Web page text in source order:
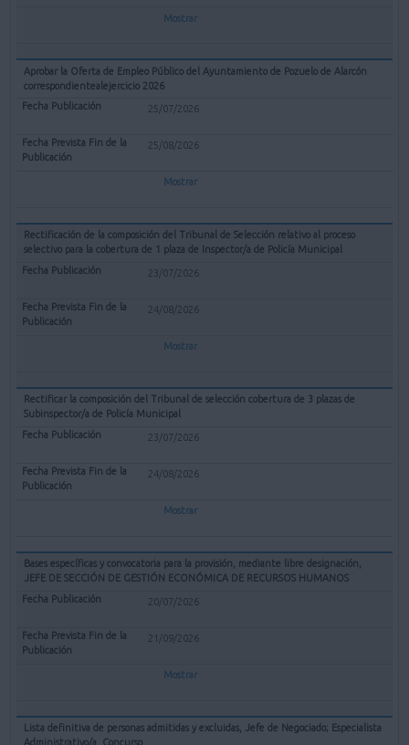
Mostrar
Aprobar la Oferta de Empleo Público del Ayuntamiento de Pozuelo de Alarcón
correspondientealejercicio 2026
25/07/2026
25/08/2026
Mostrar
Rectificación de la composición del Tribunal de Selección relativo al proceso
selectivo para la cobertura de 1 plaza de Inspector/a de Policía Municipal
23/07/2026
24/08/2026
Mostrar
Rectificar la composición del Tribunal de selección cobertura de 3 plazas de
Subinspector/a de Policía Municipal
23/07/2026
24/08/2026
Mostrar
Bases específicas y convocatoria para la provisión, mediante libre designación,
JEFE DE SECCIÓN DE GESTIÓN ECONÓMICA DE RECURSOS HUMANOS
20/07/2026
21/09/2026
Mostrar
Lista definitiva de personas admitidas y excluidas, Jefe de Negociado; Especialista
Administrativo/a. Concurso